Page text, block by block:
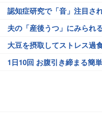
認知症研究で「音」注目さ
夫の「産後うつ」にみられ
大豆を摂取してストレス過
1日10回 お腹引き締まる簡